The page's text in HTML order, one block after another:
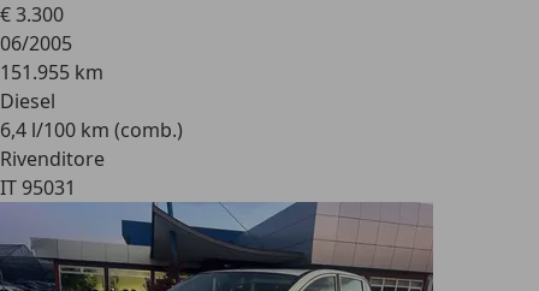
€ 3.300
06/2005
151.955 km
Diesel
6,4 l/100 km (comb.)
Rivenditore
IT 95031